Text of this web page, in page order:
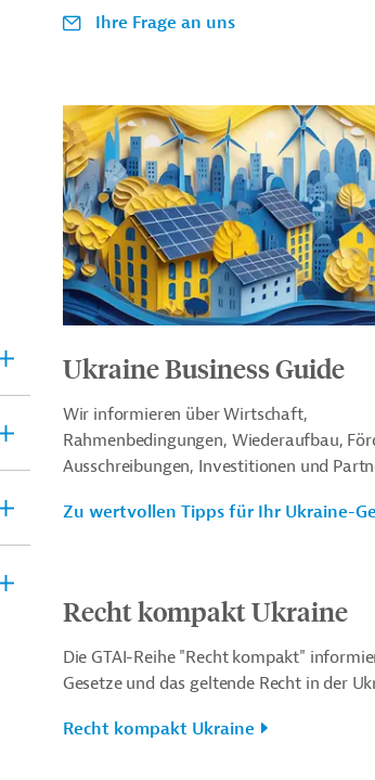
Ihre Frage an uns
Ukraine Business Guide
Wir informieren über Wirtschaft,
Rahmenbedingungen, Wiederaufbau,
Ausschreibungen, Investitionen und
Zu wertvollen Tipps für Ihr Ukraine-
Recht kompakt Ukraine
Die GTAI-Reihe "Recht kompakt"
Gesetze und das geltende Recht in der
Recht kompakt Ukraine